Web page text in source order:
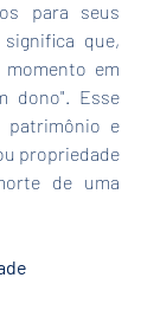
para seus
que,
em
dono". Esse
patrimônio e
propriedade
de uma